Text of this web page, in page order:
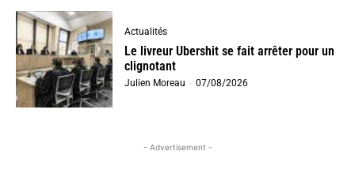
Actualités
Le livreur Ubershit se fait arrêter pour un
clignotant
Julien Moreau - 07/08/2026
- Advertisement -